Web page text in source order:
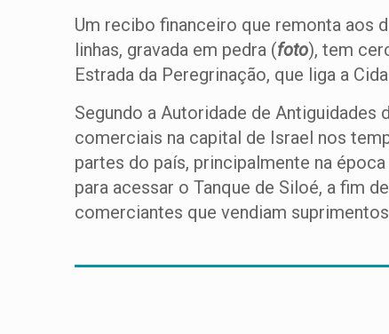
Um recibo financeiro que remonta aos
linhas, gravada em pedra (foto), tem
Estrada da Peregrinação, que liga a
Segundo a Autoridade de
comerciais na capital de Israel nos
partes do país, principalmente na
para acessar o Tanque de Siloé, a fim
comerciantes que vendiam